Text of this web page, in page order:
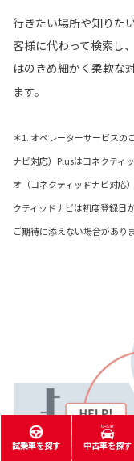
行きたい場所や知りた
客様に代わって検索し
はのきめ細かく柔軟な
ます。
＊1. オペレーターサービスの
ナビ対応）Plusはコネクティ
オ（コネクティッドナビ対応
クティッドナビは初度登録
ご期待に添えない場合があり
試乗車を探す 中古車を探す